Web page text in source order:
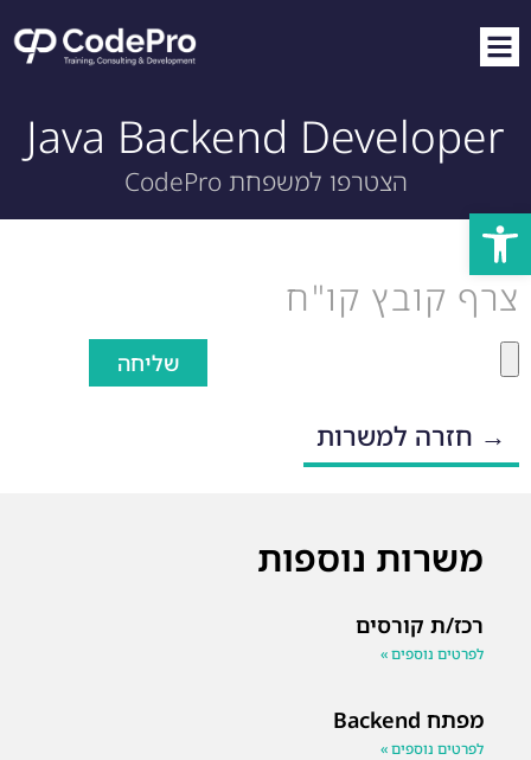
פתח סרגל נגישות
Java Backend Developer
הצטרפו למשפחת CodePro
צרף קובץ קו"ח
שליחה
→ חזרה למשרות
משרות נוספות
רכז/ת קורסים
לפרטים נוספים »
מפתח Backend
לפרטים נוספים »